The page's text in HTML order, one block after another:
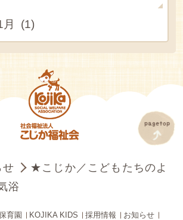
月 (1)
せ
★こじか／こどもたちのよ
浴
育園 KOJIKA KIDS 採用情報 お知らせ